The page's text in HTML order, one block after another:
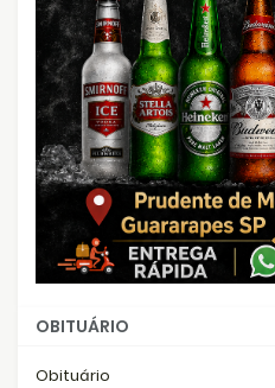
OBITUÁRIO
Obituário